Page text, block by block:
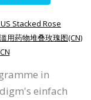
Stacked Rose
用药物堆叠玫瑰图(CN)
CN
in
einfach